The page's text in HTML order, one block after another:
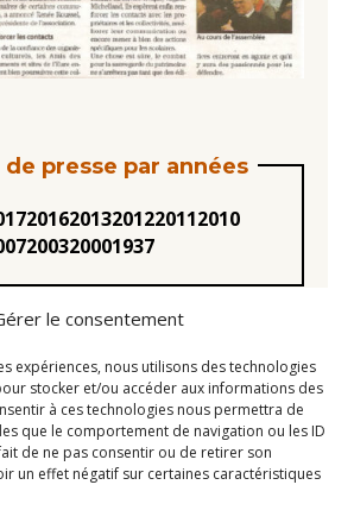
le consentement
expériences, nous utilisons des technologies
stocker et/ou accéder aux informations des
à ces technologies nous permettra de
que le comportement de navigation ou les ID
de ne pas consentir ou de retirer son
un effet négatif sur certaines caractéristiques
de presse par années
20162013201220112010
200320001937
Statuts
intérieur